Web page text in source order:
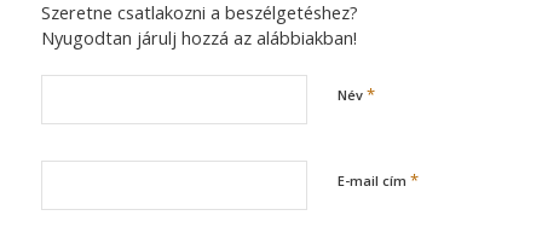
Szeretne csatlakozni a beszélgetéshez?
Nyugodtan járulj hozzá az alábbiakban!
Név *
E-mail cím *